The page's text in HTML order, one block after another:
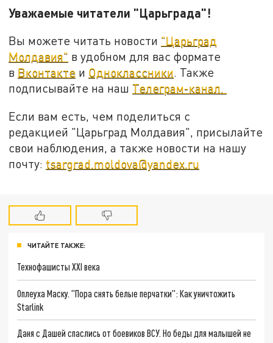
Уважаемые читатели "Царьграда"!
Вы можете читать новости "Царьград
Молдавия" в удобном для вас формате
в Вконтакте и Одноклассники. Также
подписывайте на наш Телеграм-канал.
Если вам есть, чем поделиться с
редакцией "Царьград Молдавия", присылайте
свои наблюдения, а также новости на нашу
почту: tsargrad.moldova@yandex.ru
ЧИТАЙТЕ ТАКЖЕ:
Технофашисты XXI века
Оплеуха Маску. "Пора снять белые перчатки": Как уничтожить
Starlink
Даня с Дашей спаслись от боевиков ВСУ. Но беды для малышей не